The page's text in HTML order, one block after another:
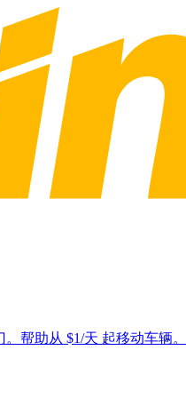
帮助从 $1/天 起移动车辆。